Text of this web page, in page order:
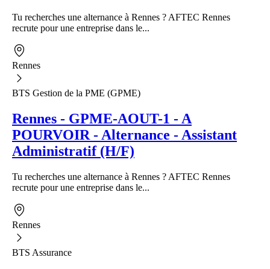
Tu recherches une alternance à Rennes ? AFTEC Rennes
recrute pour une entreprise dans le...
Rennes
BTS Gestion de la PME (GPME)
Rennes - GPME-AOUT-1 - A
POURVOIR - Alternance - Assistant
Administratif (H/F)
Tu recherches une alternance à Rennes ? AFTEC Rennes
recrute pour une entreprise dans le...
Rennes
BTS Assurance